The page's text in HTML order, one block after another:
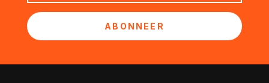
ABONNEER